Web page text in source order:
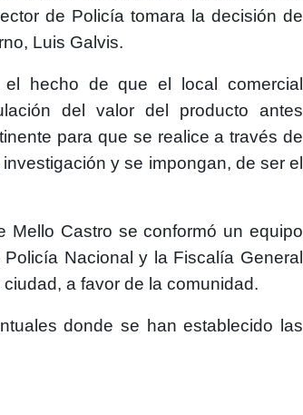
de Policía tomara la decisión de
Luis Galvis.
hecho de que el local comercial
del valor del producto antes
para que se realice a través de
y se impongan, de ser el
Mello Castro se conformó un equipo
Nacional y la Fiscalía General
a favor de la comunidad.
donde se han establecido las